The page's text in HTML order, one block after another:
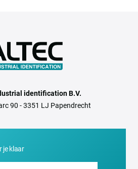
identification B.V.
90 - 3351 LJ Papendrecht
je klaar